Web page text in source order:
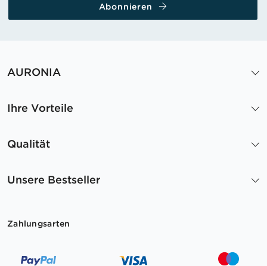
Abonnieren
AURONIA
Ihre Vorteile
Qualität
Unsere Bestseller
Zahlungsarten